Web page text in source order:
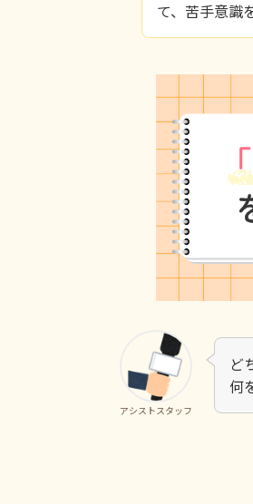
て、苦手意識
アシストスタッフ
ど
何